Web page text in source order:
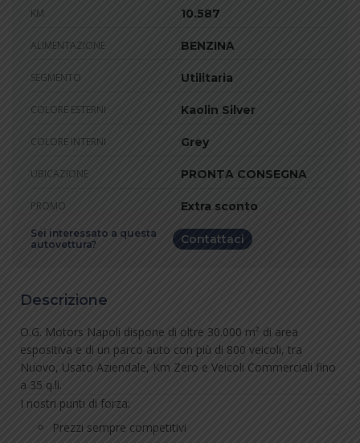
KM 10.587
ALIMENTAZIONE BENZINA
SEGMENTO Utilitaria
COLORE ESTERNI Kaolin Silver
COLORE INTERNI Grey
UBICAZIONE PRONTA CONSEGNA
PROMO Extra sconto
Sei interessato a questa
autovettura?
Contattaci
Descrizione
O.G. Motors Napoli dispone di oltre 30.000 m² di area
espositiva e di un parco auto con più di 800 veicoli, tra
Nuovo, Usato Aziendale, Km Zero e Veicoli Commerciali fino
a 35 q.li.
I nostri punti di forza:
Prezzi sempre competitivi